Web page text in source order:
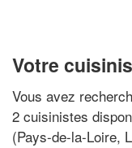
Votre
Vous avez
2 cuisinistes
(Pays-de-la-Loire,